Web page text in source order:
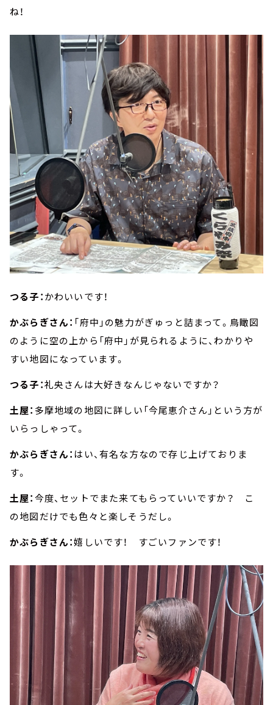
ね！
つる子：かわいいです！
かぶらぎさん： 「府中」の魅力がぎゅっと詰まって。鳥瞰図
のように空の上から「府中」が見られるように、わかりや
すい地図になっています。
つる子：礼央さんは大好きなんじゃないですか？
土屋： 多摩地域の地図に詳しい「今尾恵介さん」という方が
いらっしゃって。
かぶらぎさん： はい、有名な方なので存じ上げておりま
す。
土屋：今度、セットでまた来てもらっていいですか？ こ
の地図だけでも色々と楽しそうだし。
かぶらぎさん：嬉しいです！ すごいファンです！